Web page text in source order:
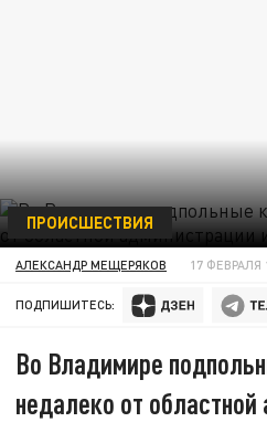
ПРОИСШЕСТВИЯ
АЛЕКСАНДР МЕЩЕРЯКОВ 17 ФЕВРАЛЯ
ПОДПИШИТЕСЬ:
Во Владимире
недалеко от